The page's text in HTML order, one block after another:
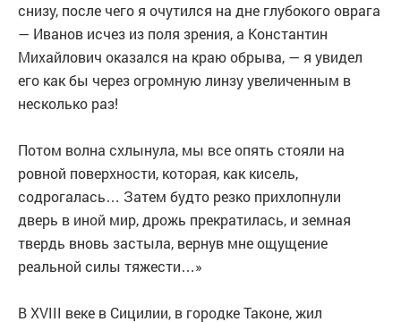
снизу, после чего я очутился на дне глубокого оврага
— Иванов исчез из поля зрения, а Константин
Михайлович оказался на краю обрыва, — я увидел
его как бы через огромную линзу увеличенным в
несколько раз!
Потом волна схлынула, мы все опять стояли на
ровной поверхности, которая, как кисель,
содрогалась… Затем будто резко прихлопнули
дверь в иной мир, дрожь прекратилась, и земная
твердь вновь застыла, вернув мне ощущение
реальной силы тяжести…»
В XVIII веке в Сицилии, в городке Таконе, жил